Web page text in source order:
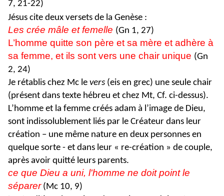
7, 21-22)
Jésus cite deux versets de la Genèse :
Les crée mâle et femelle (Gn 1, 27)
L’homme quitte son père et sa mère et adhère à
sa femme, et ils sont vers une chair unique (Gn
2, 24)
Je rétablis chez Mc le vers (eis en grec) une seule chair
(présent dans texte hébreu et chez Mt, Cf. ci-dessus).
L’homme et la femme créés adam à l’image de Dieu,
sont indissolublement liés par le Créateur dans leur
création – une même nature en deux personnes en
quelque sorte - et dans leur « re-création » de couple,
après avoir quitté leurs parents.
ce que Dieu a uni, l'homme ne doit point le
séparer (Mc 10, 9)